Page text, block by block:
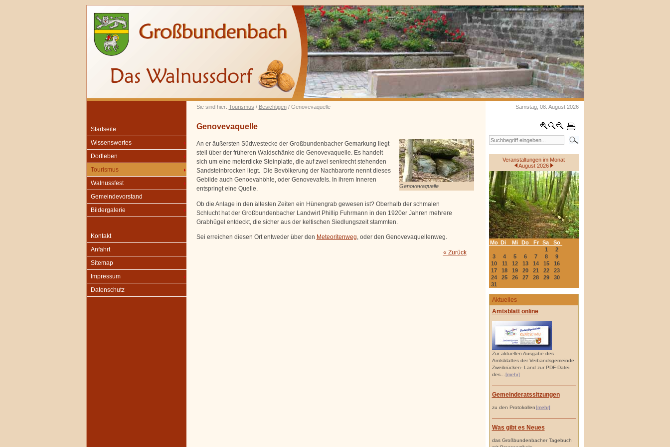
Sie sind hier: Tourismus / Besichtigen/ Genovevaquelle Samstag, 08. August 2026
Startseite
Wissenswertes
Dorfleben
Tourismus
Walnussfest
Gemeindevorstand
Bildergalerie
Kontakt
Anfahrt
Sitemap
Impressum
Datenschutz
Veranstaltungen im Monat
August 2026
Mo Di Mi Do Fr Sa
So
1
2
3
4 5 6 7 8
9
10
11 12 13 14 15
16
17
18 19 20 21 22
23
24
25 26 27 28 29
30
31
Aktuelles
Amtsblatt online
Zur aktuellen Ausgabe des
Amtsblattes der Verbandsgemeinde
Zweibrücken- Land zur PDF-Datei
des...
[mehr]
Gemeinderatssitzungen
zu den Protokollen[mehr]
Was gibt es Neues
das Großbundenbacher Tagebuch
Genovevaquelle
Genovevaquelle
An er äußersten Südwestecke der Großbundenbacher Gemarkung liegt
steil über der früheren Waldschänke die Genovevaquelle. Es handelt
sich um eine meterdicke Steinplatte, die auf zwei senkrecht stehenden
Sandsteinbrocken liegt. Die Bevölkerung der Nachbarorte nennt dieses
Gebilde auch Genoevahöhle, oder Genovevafels. In ihrem Inneren
entspringt eine Quelle.
Ob die Anlage in den ältesten Zeiten ein Hünengrab gewesen ist? Oberhalb der schmalen
Schlucht hat der Großbundenbacher Landwirt Phillip Fuhrmann in den 1920er Jahren mehrere
Grabhügel entdeckt, die sicher aus der keltischen Siedlungszeit stammten.
Sei erreichen diesen Ort entweder über den Meteoritenweg, oder den Genovevaquellenweg.
« Zurück